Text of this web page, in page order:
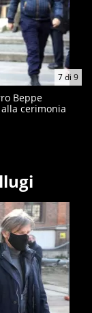
7di 9
Beppe
cerimonia